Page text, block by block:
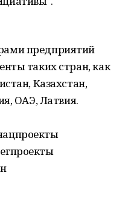
предприятий
таких стран, как
Казахстан,
ОАЭ, Латвия.